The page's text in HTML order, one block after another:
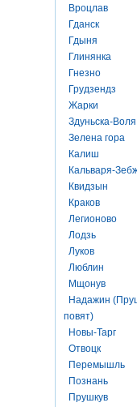
Вроцлав
Гданск
Гдыня
Глинянка
Гнезно
Грудзендз
Жарки
Здуньска-Воля
Зелена гора
Калиш
Кальваря-
Квидзын
Краков
Легионово
Лодзь
Луков
Люблин
Мщонув
Надажин
повят)
Новы-Тарг
Отвоцк
Перемышль
Познань
Прушкув